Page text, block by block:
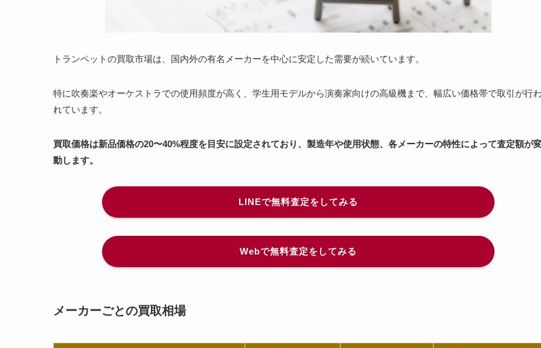
トランペットの買取市場は、国内外の有名メーカーを中心に安定した需要が続いています。
特に吹奏楽やオーケストラでの使用頻度が高く、学生用モデルから演奏家向けの高級機まで、幅広い価格帯で取引が行
れています。
買取価格は新品価格の20〜40%程度を目安に設定されており、製造年や使用状態、各メーカーの特性によって査定額が
動します。
LINEで無料査定をしてみる
Webで無料査定をしてみる
メーカーごとの買取相場